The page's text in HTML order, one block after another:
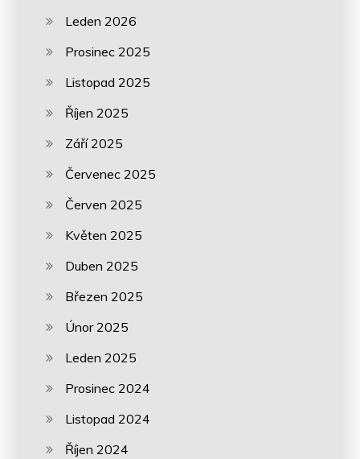
Leden 2026
Prosinec 2025
Listopad 2025
Říjen 2025
Září 2025
Červenec 2025
Červen 2025
Květen 2025
Duben 2025
Březen 2025
Únor 2025
Leden 2025
Prosinec 2024
Listopad 2024
Říjen 2024